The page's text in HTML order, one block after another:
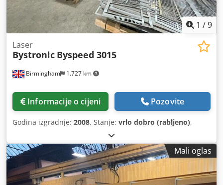
1 /9
Birmingham 1.727 km
Laser
Bystronic Byspeed 3015
Informacije o cijeni Pozovite
Godina izgradnje: 2008, Stanje: vrlo dobro (rabljeno),
Mali oglas